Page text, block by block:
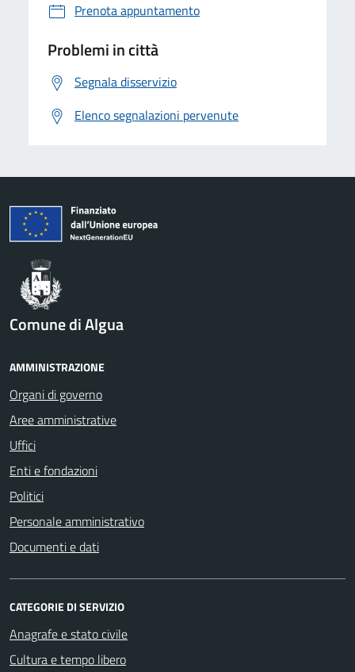
Prenota appuntamento
Problemi in città
Segnala disservizio
Elenco segnalazioni pervenute
Comune di Algua
AMMINISTRAZIONE
Organi di governo
Aree amministrative
Uffici
Enti e fondazioni
Politici
Personale amministrativo
Documenti e dati
CATEGORIE DI SERVIZIO
Anagrafe e stato civile
Cultura e tempo libero